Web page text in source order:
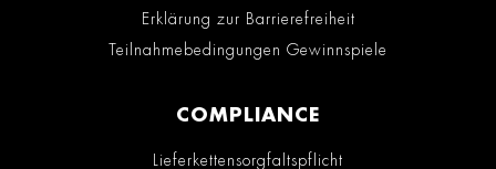
Erklärung zur Barrierefreiheit
Teilnahmebedingungen Gewinnspiele
COMPLIANCE
Lieferkettensorgfaltspflicht